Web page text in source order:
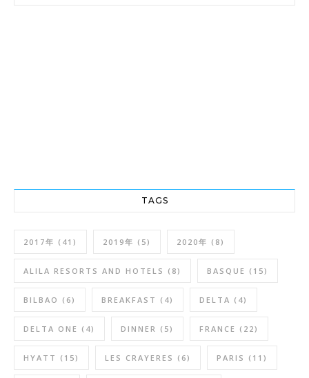
TAGS
2017年 (41) 2019年 (5) 2020年 (8)
ALILA RESORTS AND HOTELS (8) BASQUE (15)
BILBAO (6) BREAKFAST (4) DELTA (4)
DELTA ONE (4) DINNER (5) FRANCE (22)
HYATT (15) LES CRAYERES (6) PARIS (11)